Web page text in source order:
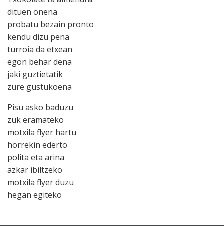
dituen onena
probatu bezain pronto
kendu dizu pena
turroia da etxean
egon behar dena
jaki guztietatik
zure gustukoena
Pisu asko baduzu
zuk eramateko
motxila flyer hartu
horrekin ederto
polita eta arina
azkar ibiltzeko
motxila flyer duzu
hegan egiteko